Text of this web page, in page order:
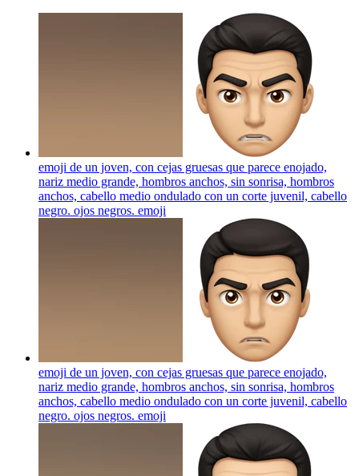
emoji de un joven, con cejas gruesas que parece enojado,
nariz medio grande, hombros anchos, sin sonrisa, hombros
anchos, cabello medio ondulado con un corte juvenil, cabello
negro. ojos negros. emoji
emoji de un joven, con cejas gruesas que parece enojado,
nariz medio grande, hombros anchos, sin sonrisa, hombros
anchos, cabello medio ondulado con un corte juvenil, cabello
negro. ojos negros. emoji